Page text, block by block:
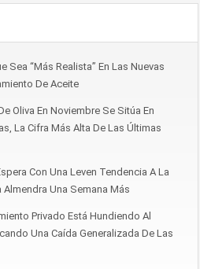
Sea “más Realista” En Las Nuevas
De Aceite
Oliva En Noviembre Se Sitúa En
La Cifra Más Alta De Las Últimas
Con Una Leven Tendencia A La
Almendra Una Semana Más
Privado Está Hundiendo Al
Una Caída Generalizada De Las